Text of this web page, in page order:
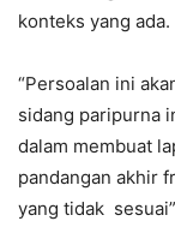
konteks yang ada.
“Persoalan ini
sidang paripurna
dalam membuat
pandangan akhir
yang tidak